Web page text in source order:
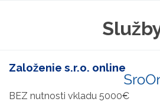
Založenie s.r.o. online
BEZ nutnosti vkladu 5000€